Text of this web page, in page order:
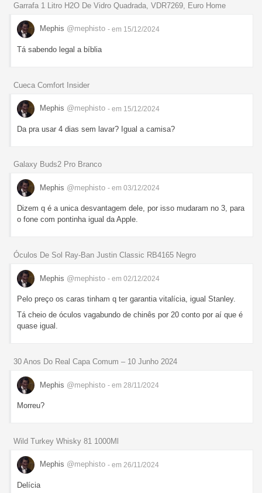
Garrafa 1 Litro H2O De Vidro Quadrada, VDR7269, Euro Home
Mephis @mephisto - em 15/12/2024
Tá sabendo legal a bíblia
Cueca Comfort Insider
Mephis @mephisto - em 15/12/2024
Da pra usar 4 dias sem lavar? Igual a camisa?
Galaxy Buds2 Pro Branco
Mephis @mephisto - em 03/12/2024
Dizem q é a unica desvantagem dele, por isso mudaram no 3, para
o fone com pontinha igual da Apple.
Óculos De Sol Ray-Ban Justin Classic RB4165 Negro
Mephis @mephisto - em 02/12/2024
Pelo preço os caras tinham q ter garantia vitalícia, igual Stanley.
Tá cheio de óculos vagabundo de chinês por 20 conto por aí que é
quase igual.
30 Anos Do Real Capa Comum – 10 Junho 2024
Mephis @mephisto - em 28/11/2024
Morreu?
Wild Turkey Whisky 81 1000Ml
Mephis @mephisto - em 26/11/2024
Delícia